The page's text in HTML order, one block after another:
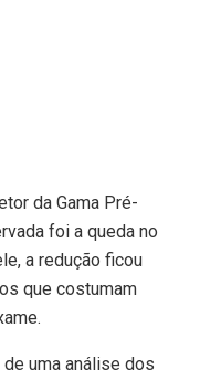
da Gama Pré-
foi a queda no
a redução ficou
que costumam
uma análise dos